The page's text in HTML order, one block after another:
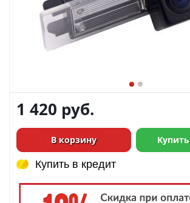
1 420 руб.
В корзину
Купить в кредит
Купить в кредит